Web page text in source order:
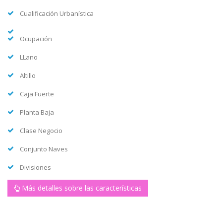
Cualificación Urbanística
Ocupación
LLano
Altillo
Caja Fuerte
Planta Baja
Clase Negocio
Conjunto Naves
Divisiones
Más detalles sobre las características